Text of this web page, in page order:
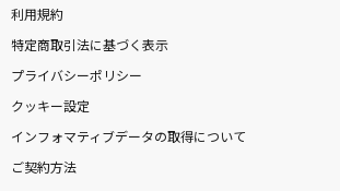
やさしさで溢れるように
JUJU
Brand New
利用規約
特定商取引法に基づく表示
プライバシーポリシー
クッキー設定
インフォマティブデータの取得について
ご契約方法